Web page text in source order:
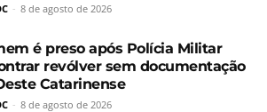
- 8 de agosto de 2026
é preso após Polícia Militar
revólver sem documentação
Catarinense
- 8 de agosto de 2026